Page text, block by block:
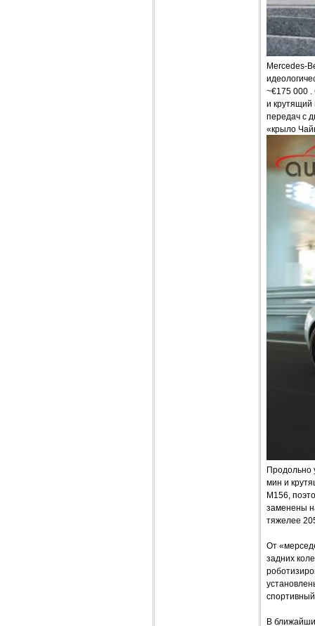
Mercedes-
~€175 000
и крутящий
передач с
«крыло
Продольно
мин и
M156,
заменены
тяжелее
От
задних
В